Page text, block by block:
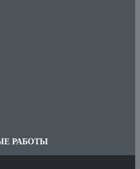
РАБОТЫ